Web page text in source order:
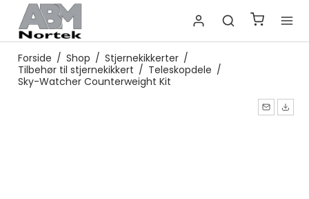
Forside / Shop / Stjernekikkerter /
Tilbehør til stjernekikkert / Teleskopdele /
Sky-Watcher Counterweight Kit